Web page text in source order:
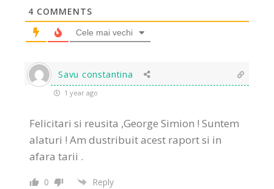
4 COMMENTS
Cele mai vechi
Savu constantina
1 year ago
Felicitari si reusita ,George Simion ! Suntem
alaturi ! Am dustribuit acest raport si in
afara tarii .
0 Reply